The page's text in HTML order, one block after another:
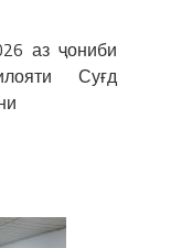
аз ҷониби
Суғд